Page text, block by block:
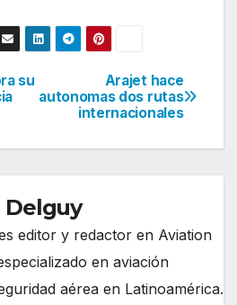
Arajet hace
autonomas dos rutas
internacionales
su
Delguy
editor y redactor en Aviation
en aviación
aérea en Latinoamérica.